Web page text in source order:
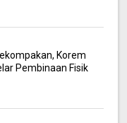
Korem
Pembinaan Fisik